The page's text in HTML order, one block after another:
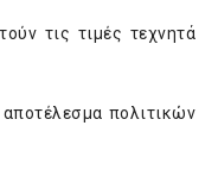
τις τιμές τεχνητά
πολιτικών